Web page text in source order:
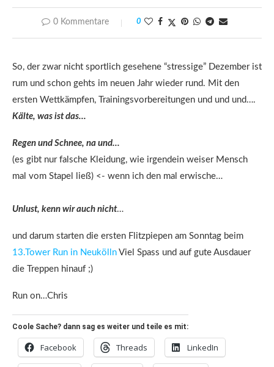
0 Kommentare 0
So, der zwar nicht sportlich gesehene “stressige” Dezember ist
rum und schon gehts im neuen Jahr wieder rund. Mit den
ersten Wettkämpfen, Trainingsvorbereitungen und und und….
Kälte, was ist das…
Regen und Schnee, na und…
(es gibt nur falsche Kleidung, wie irgendein weiser Mensch
mal vom Stapel ließ) <- wenn ich den mal erwische…
Unlust, kenn wir auch nicht…
und darum starten die ersten Flitzpiepen am Sonntag beim
13.Tower Run in Neukölln Viel Spass und auf gute Ausdauer
die Treppen hinauf ;)
Run on…Chris
Coole Sache? dann sag es weiter und teile es mit:
Facebook Threads LinkedIn